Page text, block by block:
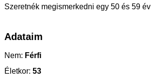
Szeretnék megismerkedni egy 50 és 59
Adataim
Nem: Férfi
Életkor: 53